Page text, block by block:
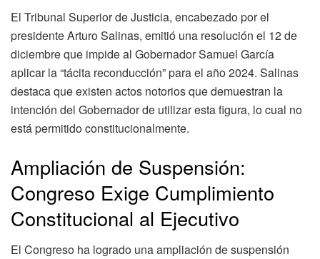
El Tribunal Superior de Justicia, encabezado por el
presidente Arturo Salinas, emitió una resolución el 12 de
diciembre que impide al Gobernador Samuel García
aplicar la “tácita reconducción” para el año 2024. Salinas
destaca que existen actos notorios que demuestran la
intención del Gobernador de utilizar esta figura, lo cual no
está permitido constitucionalmente.
Ampliación de Suspensión:
Congreso Exige Cumplimiento
Constitucional al Ejecutivo
El Congreso ha logrado una ampliación de suspensión